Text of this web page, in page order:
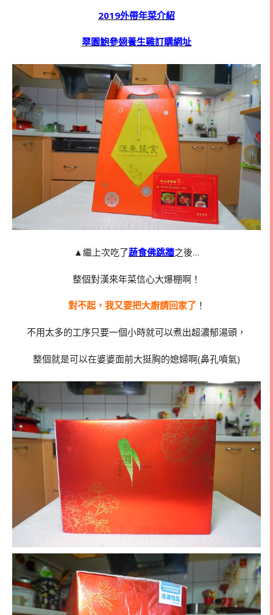
2019外帶年菜介紹
翠園鮑參翅養生雞訂購網址
▲繼上次吃了蔬食佛跳牆之後…
整個對漢來年菜信心大爆棚啊！
對不起，我又要把大廚請回家了 ！
不用太多的工序只要一個小時就可以煮出超濃郁湯頭，
整個就是可以在婆婆面前大挺胸的媳婦啊(鼻孔噴氣)